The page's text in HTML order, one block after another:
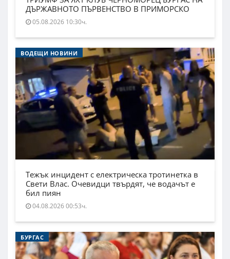
ДЪРЖАВНОТО ПЪРВЕНСТВО В ПРИМОРСКО
05.08.2026 10:30ч.
ВОДЕЩИ НОВИНИ
Тежък инцидент с електрическа тротинетка в
Свети Влас. Очевидци твърдят, че водачът е
бил пиян
04.08.2026 00:53ч.
БУРГАС